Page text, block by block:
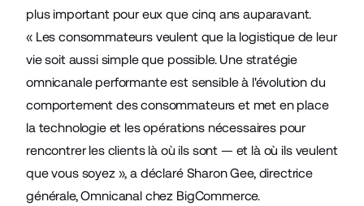
plus important pour eux que cinq ans auparavant.
« Les consommateurs veulent que la logistique de leur
vie soit aussi simple que possible. Une stratégie
omnicanale performante est sensible à l'évolution du
comportement des consommateurs et met en place
la technologie et les opérations nécessaires pour
rencontrer les clients là où ils sont — et là où ils veulent
que vous soyez », a déclaré Sharon Gee, directrice
générale, Omnicanal chez BigCommerce.